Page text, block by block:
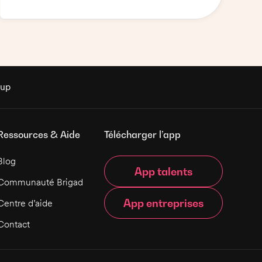
expérience de qualité. Vous veillerez à ce
dessins) pour les femmes. Si vous êtes
motivé(e) et prêt(e) à relever ce challenge,
alors n'hésitez pas à accepter la mission !
& Aide
Brigad
d’aide
Télécharger l’app
App talents
App entreprises